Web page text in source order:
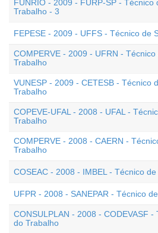
FUNRIO - 2009 - FURP-SP - Técnico
Trabalho - 3
FEPESE - 2009 - UFFS - Técnico de
COMPERVE - 2009 - UFRN -
Trabalho
VUNESP - 2009 - CETESB - Técnico
Trabalho
COPEVE-UFAL - 2008 - UFAL -
Trabalho
COMPERVE - 2008 - CAERN -
Trabalho
COSEAC - 2008 - IMBEL - Técnico
UFPR - 2008 - SANEPAR - Técnico
CONSULPLAN - 2008 - CODEVASF
do Trabalho